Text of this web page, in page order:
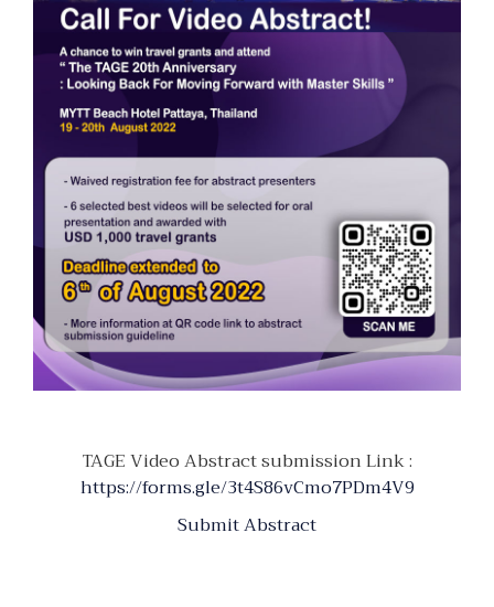
TAGE Video Abstract submission Link :
https://forms.gle/3t4S86vCmo7PDm4V9
Submit Abstract